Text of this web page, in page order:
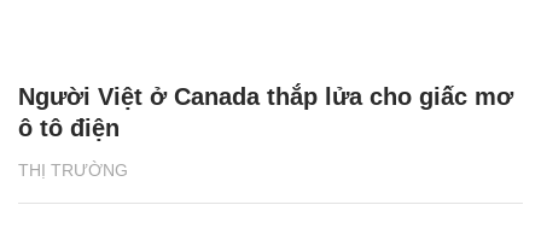
THỊ TRƯỜNG
Người Việt ở Canada thắp lửa cho giấc mơ
ô tô điện